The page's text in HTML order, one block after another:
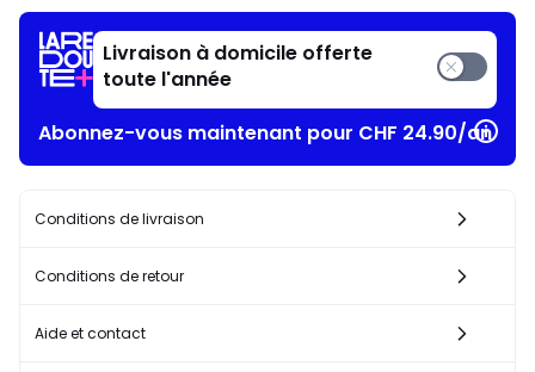
réduction
appliquée.
Livraison à domicile offerte
toute l'année
Abonnez-vous maintenant pour CHF 24.90/an​
Conditions de livraison
Conditions de retour
Aide et contact